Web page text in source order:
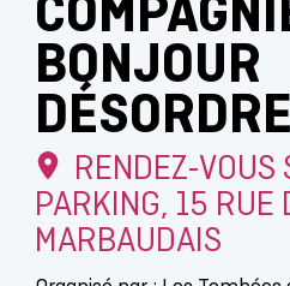
BONJOUR
DÉSORDRE
RENDEZ-VOUS
PARKING, 15 RUE
MARBAUDAIS